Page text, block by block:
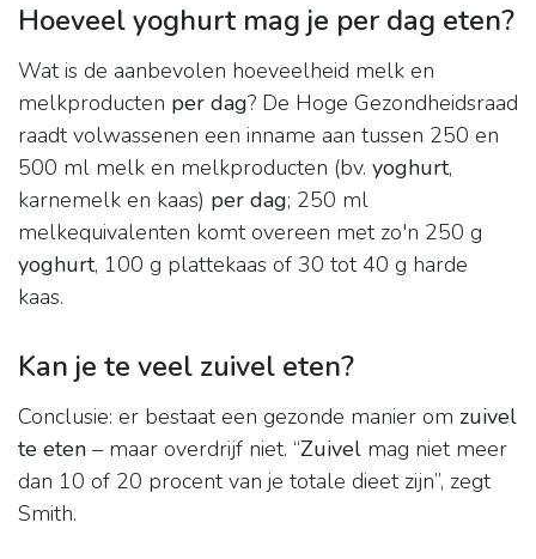
Hoeveel yoghurt mag je per dag eten?
Wat is de aanbevolen hoeveelheid melk en
melkproducten per dag? De Hoge Gezondheidsraad
raadt volwassenen een inname aan tussen 250 en
500 ml melk en melkproducten (bv. yoghurt,
karnemelk en kaas) per dag; 250 ml
melkequivalenten komt overeen met zo'n 250 g
yoghurt, 100 g plattekaas of 30 tot 40 g harde
kaas.
Kan je te veel zuivel eten?
Conclusie: er bestaat een gezonde manier om zuivel
te eten – maar overdrijf niet. “Zuivel mag niet meer
dan 10 of 20 procent van je totale dieet zijn”, zegt
Smith.